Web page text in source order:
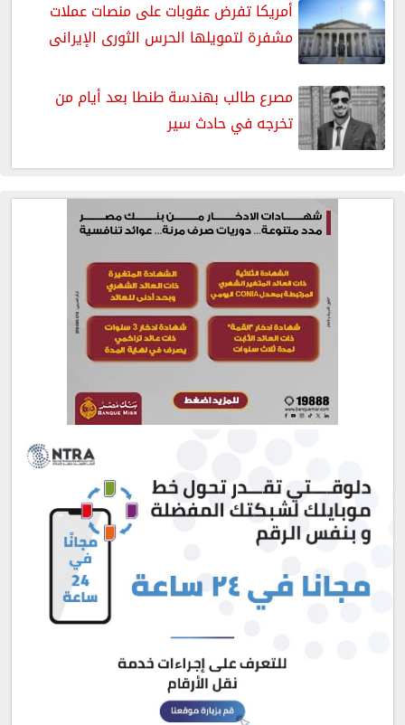
أمريكا تفرض عقوبات على منصات عملات
مشفرة لتمويلها الحرس الثورى الإيرانى
مصرع طالب بهندسة طنطا بعد أيام من
تخرجه في حادث سير